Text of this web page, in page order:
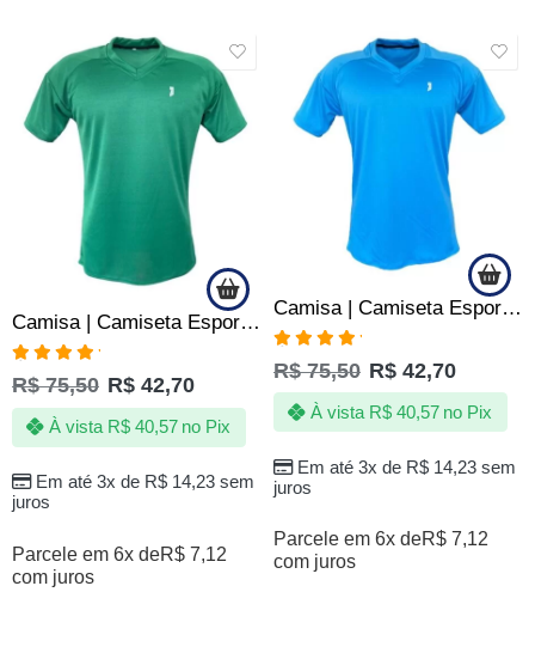
Camisa | Camiseta Esportiva Fitness Academia SLIM – Jotaz – Masculino – Verde
Avaliação
5.00de 5
R$75,50 R$ 42,70
Em até 3x de R$14,23sem
juros
À vista R$40,57 no Pix
Parcele em 6x deR$ 7,12
com juros
Camisa | Camiseta Esportiva Fitness Academia SLIM – Jotaz – Masculino – Azul
Avaliação
5.00de 5
R$75,50 R$ 42,70
Em até 3x de R$14,23sem
juros
À vista R$40,57 no Pix
Parcele em 6x deR$ 7,12
com juros